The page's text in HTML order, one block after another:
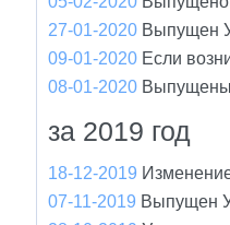
27-01-2020 Выпущен
09-01-2020 Если
08-01-2020
за 2019 год
18-12-2019
07-11-2019 Выпущен